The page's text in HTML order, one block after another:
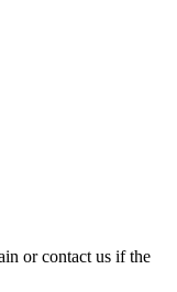
or contact us if the